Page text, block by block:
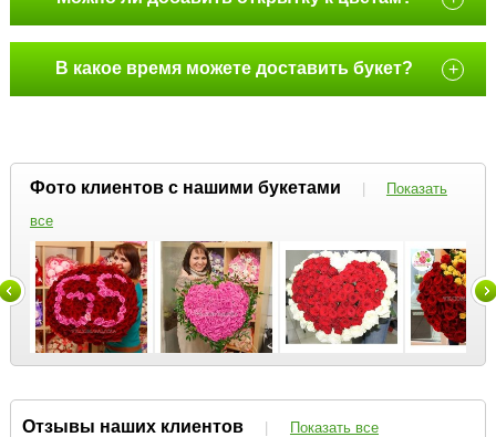
В какое время можете доставить букет? +
Фото клиентов с нашими букетами |
Показать
все
Отзывы наших клиентов | Показать все